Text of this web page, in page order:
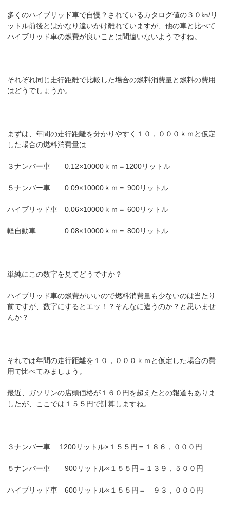
多くのハイブリッド車で自慢？されているカタログ値の３０㎞/リ
ットル前後とはかなり違いかけ離れていますが、他の車と比べて
ハイブリッド車の燃費が良いことは間違いないようですね。
それぞれ同じ走行距離で比較した場合の燃料消費量と燃料の費用
はどうでしょうか。
まずは、年間の走行距離を分かりやすく１０，０００ｋｍと仮定
した場合の燃料消費量は
３ナンバー車 0.12×10000ｋｍ＝1200リットル
５ナンバー車 0.09×10000ｋｍ＝ 900リットル
ハイブリッド車 0.06×10000ｋｍ＝ 600リットル
軽自動車 0.08×10000ｋｍ＝ 800リットル
単純にこの数字を見てどうですか？
ハイブリッド車の燃費がいいので燃料消費量も少ないのは当たり
前ですが、数字にするとエッ！？そんなに違うのか？と思いませ
んか？
それでは年間の走行距離を１０，０００ｋｍと仮定した場合の費
用で比べてみましょう。
最近、ガソリンの店頭価格が１６０円を超えたとの報道もありま
したが、ここでは１５５円で計算しますね。
３ナンバー車 1200リットル×１５５円＝１８６，０００円
５ナンバー車 900リットル×１５５円＝１３９，５００円
ハイブリッド車 600リットル×１５５円＝ ９３，０００円